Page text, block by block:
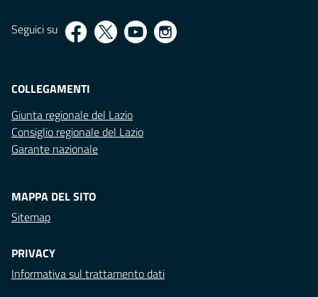
Seguici su
COLLEGAMENTI
Giunta regionale del Lazio
Consiglio regionale del Lazio
Garante nazionale
MAPPA DEL SITO
Sitemap
PRIVACY
Informativa sul trattamento dati